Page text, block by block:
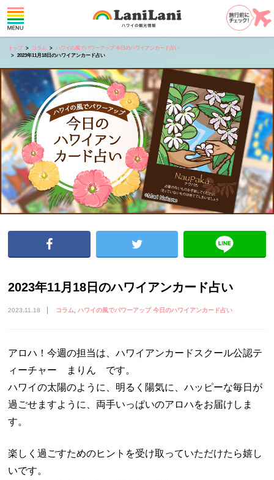
トップ コラム
ハワイの風でパワーアップ 今日のハワイアンカード占い
2023年11月18日のハワイアンカード占い
2023年11月18日のハワイアンカード占い
2023.11.18 コラム ハワイの風でパワーアップ 今日のハワイアンカード占い
アロハ！今週の担当は、ハワイアンカードスクール公認テ
ィーチャー まりん です。
ハワイの太陽のように、明るく陽気に、ハッピーな毎日が
過ごせますように、両手いっぱいのアロハをお届けしま
す。
楽しく過ごすためのヒントを受け取っていただけたら嬉し
いです。